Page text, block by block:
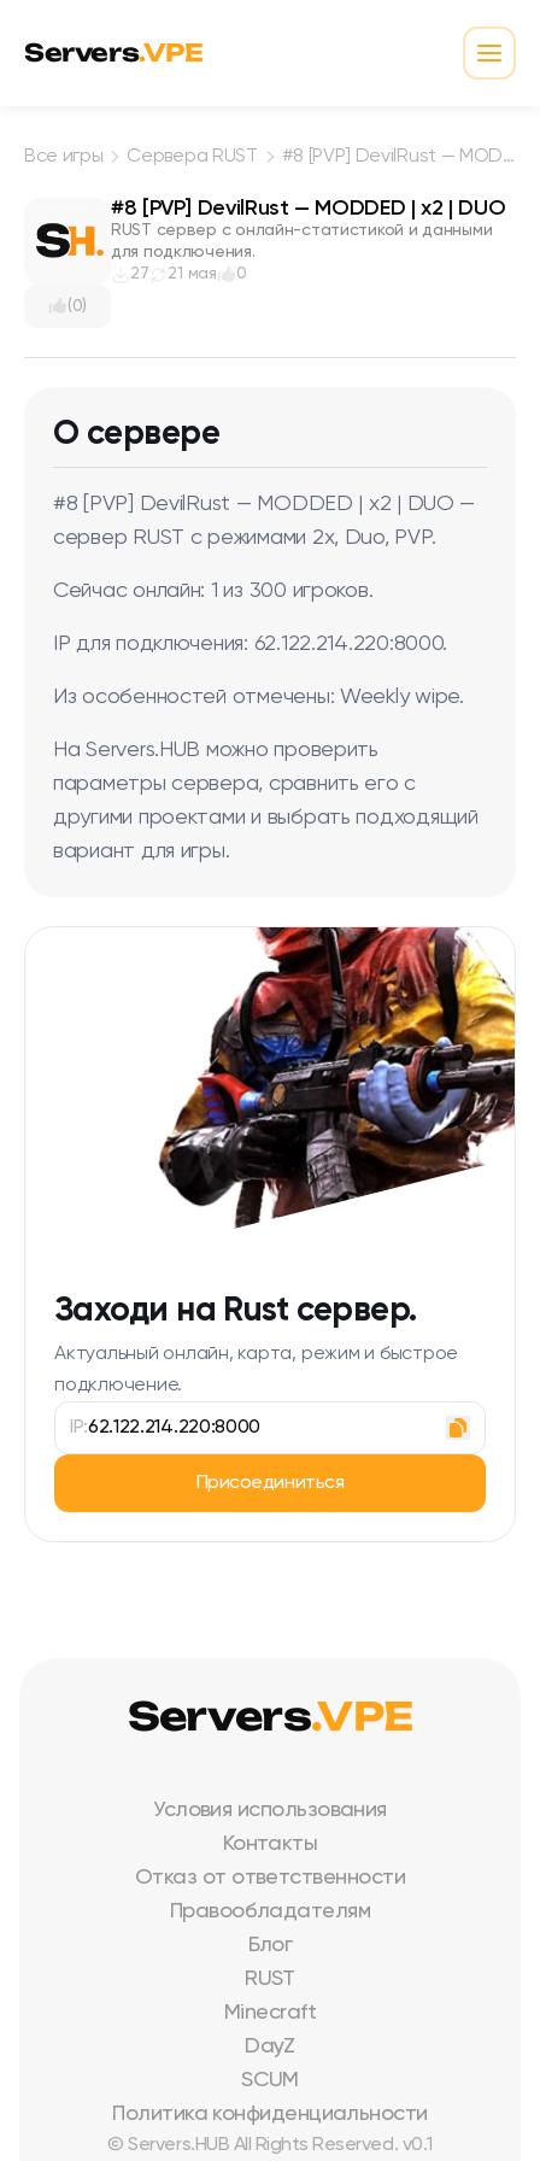
Servers.VPE
Все игры Сервера RUST #8 [PVP] DevilRust — MODDED | x2 | DUO
(0)
#8 [PVP] DevilRust — MODDED | x2 | DUO
RUST сервер с онлайн-статистикой и данными
для подключения.
27
21 мая 0
О сервере
#8 [PVP] DevilRust — MODDED | x2 | DUO —
сервер RUST с режимами 2x, Duo, PVP.
Сейчас онлайн: 1 из 300 игроков.
IP для подключения: 62.122.214.220:8000.
Из особенностей отмечены: Weekly wipe.
На Servers.HUB можно проверить
параметры сервера, сравнить его с
другими проектами и выбрать подходящий
вариант для игры.
Заходи на Rust сервер.
Актуальный онлайн, карта, режим и быстрое
подключение.
IP:62.122.214.220:8000
Присоединиться
Условия использования
Контакты
Отказ от ответственности
Правообладателям
Блог
RUST
Minecraft
DayZ
SCUM
Политика конфиденциальности
© Servers.HUB All Rights Reserved. v0.1
Servers.VPE